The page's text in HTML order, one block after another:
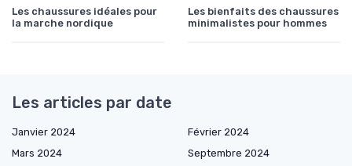
Les chaussures idéales pour
la marche nordique
Les bienfaits des chaussures
minimalistes pour hommes
Les articles par date
Janvier 2024
Février 2024
Mars 2024
Septembre 2024